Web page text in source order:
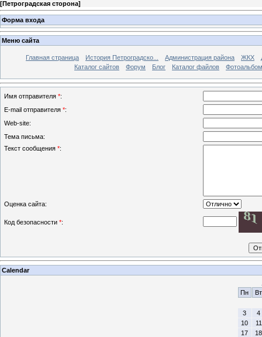
[Петроградская сторона]
Форма входа
Меню сайта
Главная страница История Петроградско... Администрация района ЖКХ
Каталог сайтов
Форум Блог Каталог файлов
Имя отправителя *:
E-mail отправителя *:
Web-site:
Тема письма:
Текст сообщения *:
Оценка сайта:
Код безопасности *:
Calendar
Пн
Вт
3
4
10
11
17
18